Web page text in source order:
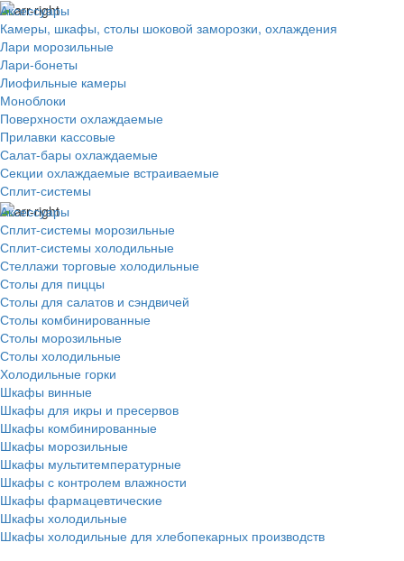
Аксессуары
Камеры, шкафы, столы шоковой заморозки, охлаждения
Лари морозильные
Лари-бонеты
Лиофильные камеры
Моноблоки
Поверхности охлаждаемые
Прилавки кассовые
Салат-бары охлаждаемые
Секции охлаждаемые встраиваемые
Сплит-системы
Аксессуары
Сплит-системы морозильные
Сплит-системы холодильные
Стеллажи торговые холодильные
Столы для пиццы
Столы для салатов и сэндвичей
Столы комбинированные
Столы морозильные
Столы холодильные
Холодильные горки
Шкафы винные
Шкафы для икры и пресервов
Шкафы комбинированные
Шкафы морозильные
Шкафы мультитемпературные
Шкафы с контролем влажности
Шкафы фармацевтические
Шкафы холодильные
Шкафы холодильные для хлебопекарных производств